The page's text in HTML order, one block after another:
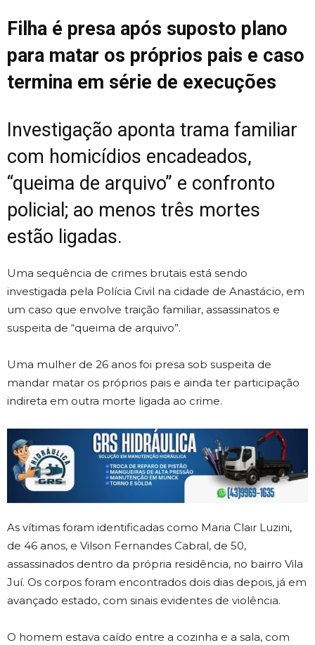
Filha é presa após suposto plano
para matar os próprios pais e caso
termina em série de execuções
Investigação aponta trama familiar
com homicídios encadeados,
“queima de arquivo” e confronto
policial; ao menos três mortes
estão ligadas.
Uma sequência de crimes brutais está sendo
investigada pela Polícia Civil na cidade de Anastácio, em
um caso que envolve traição familiar, assassinatos e
suspeita de “queima de arquivo”.
Uma mulher de 26 anos foi presa sob suspeita de
mandar matar os próprios pais e ainda ter participação
indireta em outra morte ligada ao crime.
As vítimas foram identificadas como Maria Clair Luzini,
de 46 anos, e Vilson Fernandes Cabral, de 50,
assassinados dentro da própria residência, no bairro Vila
Juí. Os corpos foram encontrados dois dias depois, já em
avançado estado, com sinais evidentes de violência.
O homem estava caído entre a cozinha e a sala, com